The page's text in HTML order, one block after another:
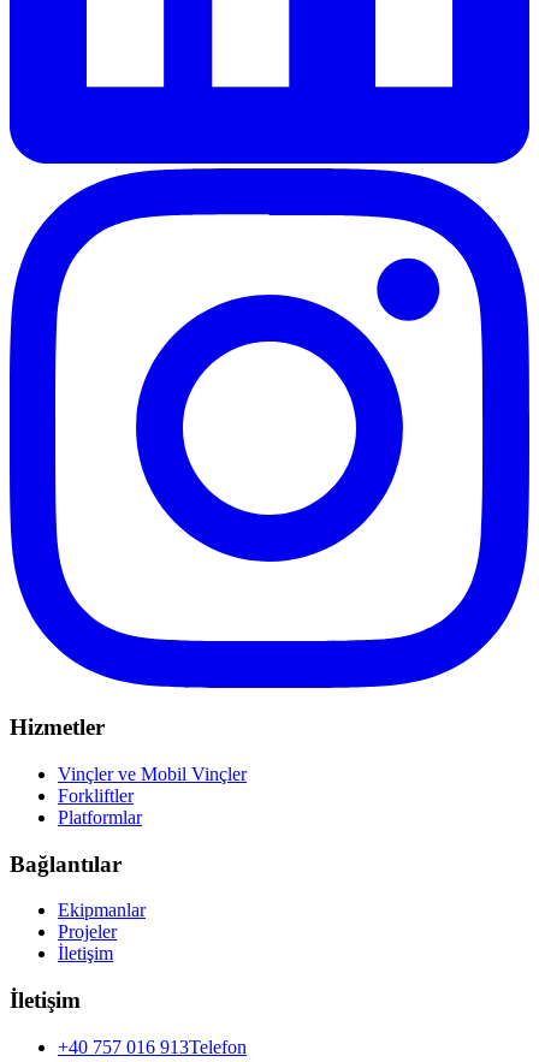
Hizmetler
Vinçler ve Mobil Vinçler
Forkliftler
Platformlar
Bağlantılar
Ekipmanlar
Projeler
İletişim
İletişim
+40 757 016 913Telefon